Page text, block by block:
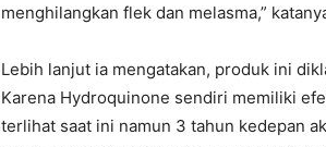
menghilangkan flek dan melasma,”
Lebih lanjut ia mengatakan, produk ini
Karena Hydroquinone sendiri memiliki
terlihat saat ini namun 3 tahun kedepan